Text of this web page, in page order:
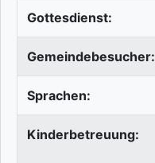
Gottesdienst:
Gemeindebesucher:
Sprachen:
Kinderbetreuung: